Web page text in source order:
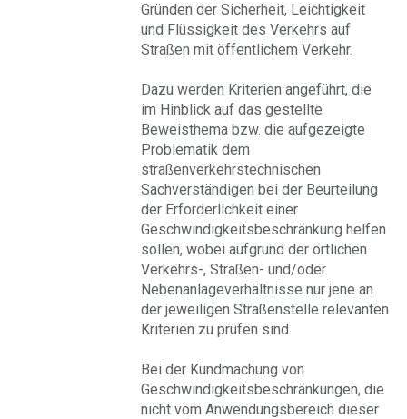
Gründen der Sicherheit, Leichtigkeit
und Flüssigkeit des Verkehrs auf
Straßen mit öffentlichem Verkehr.
Dazu werden Kriterien angeführt, die
im Hinblick auf das gestellte
Beweisthema bzw. die aufgezeigte
Problematik dem
straßenverkehrstechnischen
Sachverständigen bei der Beurteilung
der Erforderlichkeit einer
Geschwindigkeitsbeschränkung helfen
sollen, wobei aufgrund der örtlichen
Verkehrs-, Straßen- und/oder
Nebenanlageverhältnisse nur jene an
der jeweiligen Straßenstelle relevanten
Kriterien zu prüfen sind.
Bei der Kundmachung von
Geschwindigkeitsbeschränkungen, die
nicht vom Anwendungsbereich dieser